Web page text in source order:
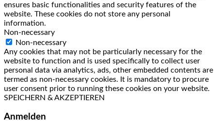
ensures basic functionalities and security features of the
website. These cookies do not store any personal
information.
Non-necessary
Non-necessary
Any cookies that may not be particularly necessary for the
website to function and is used specifically to collect user
personal data via analytics, ads, other embedded contents are
termed as non-necessary cookies. It is mandatory to procure
user consent prior to running these cookies on your website.
SPEICHERN & AKZEPTIEREN
Anmelden